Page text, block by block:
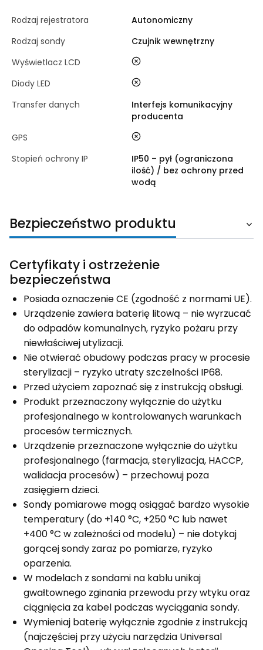
Rodzaj rejestratora
Autonomiczny
Rodzaj sondy
Czujnik wewnętrzny
Wyświetlacz LCD
nie
Diody LED
nie
Transfer danych
Interfejs komunikacyjny
producenta
GPS
nie
Stopień ochrony IP
IP50 – pył (ograniczona
ilość) / bez ochrony przed
wodą
Bezpieczeństwo produktu
Certyfikaty i ostrzeżenie
bezpieczeństwa
Posiada oznaczenie CE (zgodność z normami UE).
Urządzenie zawiera baterię litową – nie wyrzucać
do odpadów komunalnych, ryzyko pożaru przy
niewłaściwej utylizacji.
Nie otwierać obudowy podczas pracy w procesie
sterylizacji – ryzyko utraty szczelności IP68.
Przed użyciem zapoznać się z instrukcją obsługi.
Produkt przeznaczony wyłącznie do użytku
profesjonalnego w kontrolowanych warunkach
procesów termicznych.
Urządzenie przeznaczone wyłącznie do użytku
profesjonalnego (farmacja, sterylizacja, HACCP,
walidacja procesów) – przechowuj poza
zasięgiem dzieci.
Sondy pomiarowe mogą osiągać bardzo wysokie
temperatury (do +140 °C, +250 °C lub nawet
+400 °C w zależności od modelu) – nie dotykaj
gorącej sondy zaraz po pomiarze, ryzyko
oparzenia.
W modelach z sondami na kablu unikaj
gwałtownego zginania przewodu przy wtyku oraz
ciągnięcia za kabel podczas wyciągania sondy.
Wymieniaj baterię wyłącznie zgodnie z instrukcją
(najczęściej przy użyciu narzędzia Universal